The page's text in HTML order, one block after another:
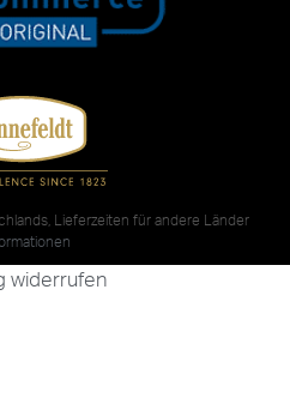
Lieferzeiten für andere Länder
widerrufen